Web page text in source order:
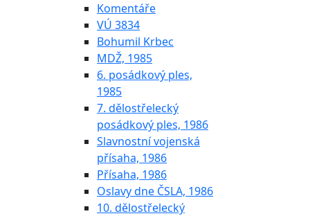
Komentáře
VÚ 3834
Bohumil Krbec
MDŽ, 1985
6. posádkový ples,
1985
7. dělostřelecký
posádkový ples, 1986
Slavnostní vojenská
přísaha, 1986
Přísaha, 1986
Oslavy dne ČSLA, 1986
10. dělostřelecký